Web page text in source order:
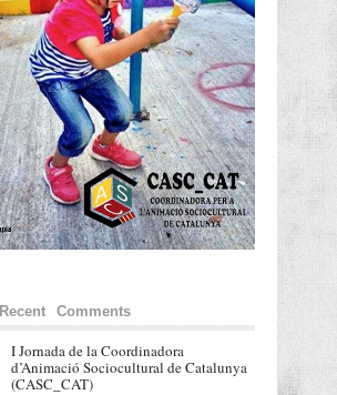
Recent Comments
I Jornada de la Coordinadora
d’Animació Sociocultural de Catalunya
(CASC_CAT)